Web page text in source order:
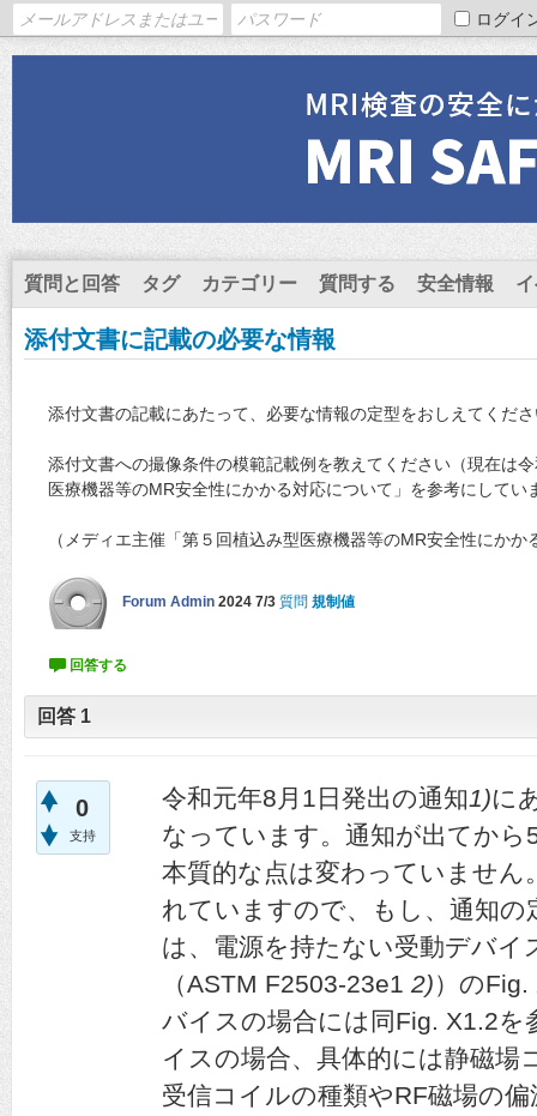
ログイ
質問と回答 タグ カテゴリー 質問する 安全情報
添付文書に記載の必要な情報
添付文書の記載にあたって、必要な情報の定型をおしえてくだ
添付文書への撮像条件の模範記載例を教えてください（現在は
医療機器等のMR安全性にかかる対応について」を参考にしてい
（メディエ主催「第５回植込み型医療機器等のMR安全性にか
Forum Admin 2024 7/3 質問 規制値
回答 1
0
支持
令和元年8月1日発出の通知1)に
なっています。通知が出てか
本質的な点は変わっていません
れていますので、もし、通知の
は、電源を持たない受動デバイ
（ASTM F2503-23e1 2)）の
バイスの場合には同Fig. X1.2を
イスの場合、具体的には静磁場
受信コイルの種類やRF磁場の